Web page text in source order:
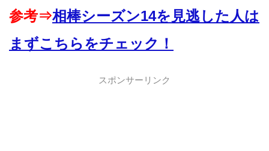
参考⇒相棒シーズン14を見逃した人は
まずこちらをチェック！
スポンサーリンク